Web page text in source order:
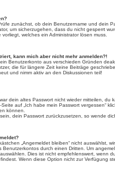
zunächst, ob dein Benutzername und dein
um sicherzugehen, dass du nicht gesperrt
welches ein Administrator lösen muss.
kann mich aber nicht mehr anmelden?!
Benutzerkonto aus verschieden Gründen
die für längere Zeit keine Beiträge
und nimm aktiv an den Diskussionen teil!
dein altes Passwort nicht wieder mitteilen, du
auf „Ich habe mein Passwort vergessen“
können.
dein Passwort zurückzusetzen, so wende
„Angemeldet bleiben“ nicht auswählst,
Benutzerkontos durch einen Dritten. Um
auswählen. Dies ist nicht empfehlenswert, wenn
Wenn diese Option nicht zur Verfügung